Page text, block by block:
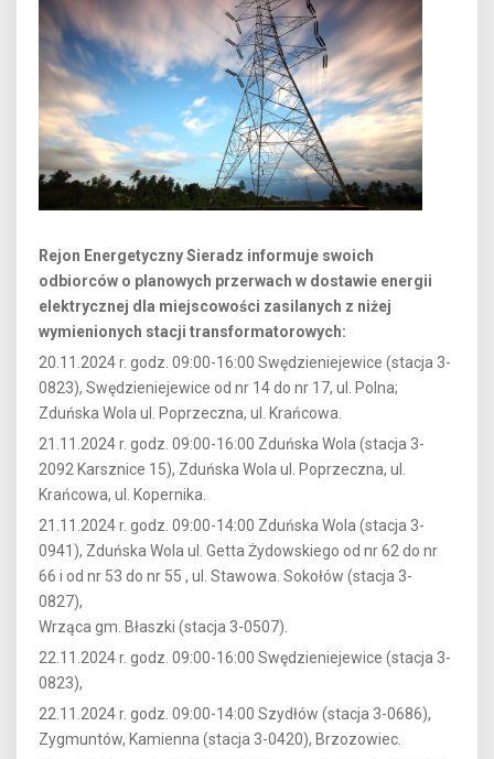
Rejon Energetyczny Sieradz informuje swoich
odbiorców o planowych przerwach w dostawie energii
elektrycznej dla miejscowości zasilanych z niżej
wymienionych stacji transformatorowych:
20.11.2024 r. godz. 09:00-16:00 Swędzieniejewice (stacja 3-
0823), Swędzieniejewice od nr 14 do nr 17, ul. Polna;
Zduńska Wola ul. Poprzeczna, ul. Krańcowa.
21.11.2024 r. godz. 09:00-16:00 Zduńska Wola (stacja 3-
2092 Karsznice 15), Zduńska Wola ul. Poprzeczna, ul.
Krańcowa, ul. Kopernika.
21.11.2024 r. godz. 09:00-14:00 Zduńska Wola (stacja 3-
0941), Zduńska Wola ul. Getta Żydowskiego od nr 62 do nr
66 i od nr 53 do nr 55 , ul. Stawowa. Sokołów (stacja 3-
0827),
Wrząca gm. Błaszki (stacja 3-0507).
22.11.2024 r. godz. 09:00-16:00 Swędzieniejewice (stacja 3-
0823),
22.11.2024 r. godz. 09:00-14:00 Szydłów (stacja 3-0686),
Zygmuntów, Kamienna (stacja 3-0420), Brzozowiec.